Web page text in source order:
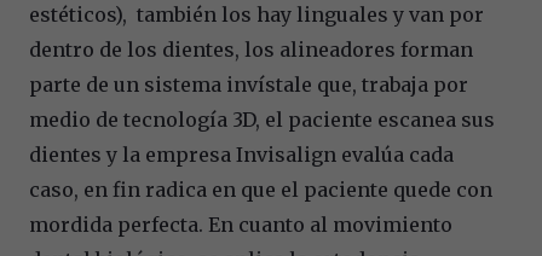
estéticos), también los hay linguales y van por
dentro de los dientes, los alineadores forman
parte de un sistema invístale que, trabaja por
medio de tecnología 3D, el paciente escanea sus
dientes y la empresa Invisalign evalúa cada
caso, en fin radica en que el paciente quede con
mordida perfecta. En cuanto al movimiento